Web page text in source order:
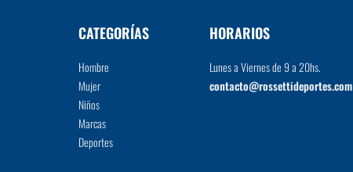
CATEGORÍAS
Hombre
Mujer
Niños
Marcas
Deportes
HORARIOS
Lunes a Viernes de 9 a 20hs.
contacto@rossettideportes.com